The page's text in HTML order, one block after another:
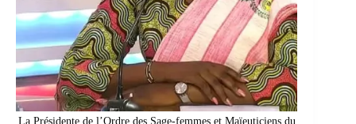
La Présidente de l’Ordre des Sage-femmes et Maïeuticiens du